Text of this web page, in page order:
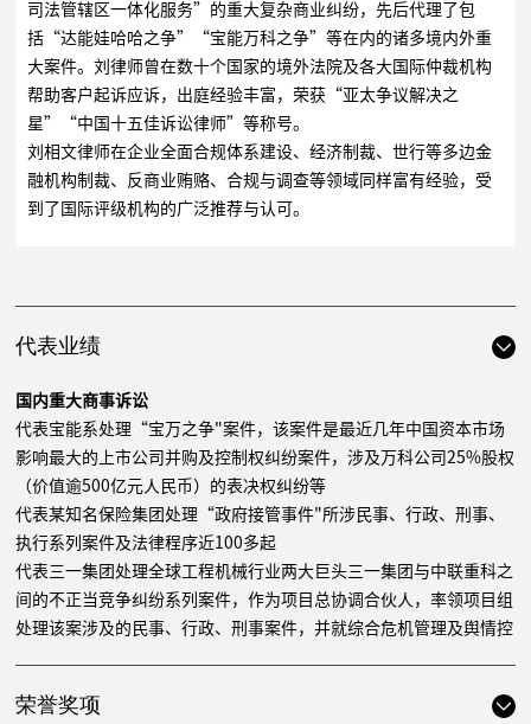
司法管辖区一体化服务”的重大复杂商业纠纷，先后代理了包
括“达能娃哈哈之争”“宝能万科之争”等在内的诸多境内外重
大案件。刘律师曾在数十个国家的境外法院及各大国际仲裁机构
帮助客户起诉应诉，出庭经验丰富，荣获“亚太争议解决之
星”“中国十五佳诉讼律师”等称号。
刘相文律师在企业全面合规体系建设、经济制裁、世行等多边金
融机构制裁、反商业贿赂、合规与调查等领域同样富有经验，受
到了国际评级机构的广泛推荐与认可。
代表业绩
国内重大商事诉讼
代表宝能系处理“宝万之争"案件，该案件是最近几年中国资本市场
影响最大的上市公司并购及控制权纠纷案件，涉及万科公司25%股权
（价值逾500亿元人民币）的表决权纠纷等
代表某知名保险集团处理“政府接管事件"所涉民事、行政、刑事、
执行系列案件及法律程序近100多起
代表三一集团处理全球工程机械行业两大巨头三一集团与中联重科之
间的不正当竞争纠纷系列案件，作为项目总协调合伙人，率领项目组
处理该案涉及的民事、行政、刑事案件，并就综合危机管理及舆情控
案"的应诉工作，并处理职业打假人索赔及政府监管引发的危机事
荣誉奖项